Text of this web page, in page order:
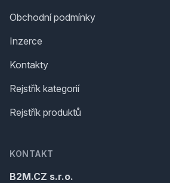
Obchodní podmínky
Inzerce
Kontakty
Rejstřík kategorií
Rejstřík produktů
KONTAKT
B2M.CZ s.r.o.